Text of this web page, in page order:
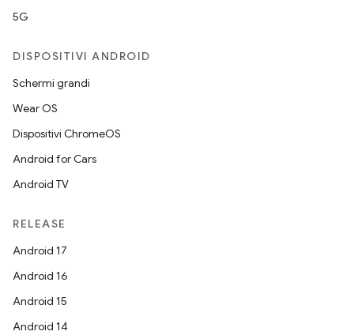
5G
DISPOSITIVI ANDROID
Schermi grandi
Wear OS
Dispositivi ChromeOS
Android for Cars
Android TV
RELEASE
Android 17
Android 16
Android 15
Android 14